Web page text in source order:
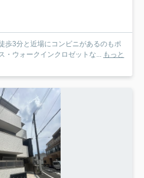
歩3分と近場にコンビニがあるのもポ
・ウォークインクロゼットな... もっと